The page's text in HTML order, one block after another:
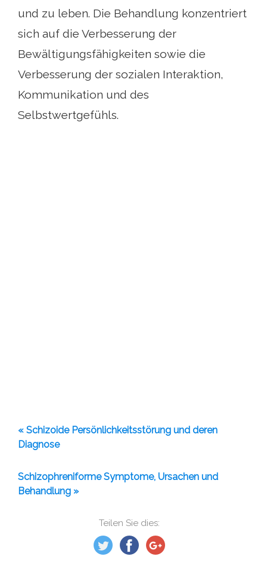
Teilen Sie dies:
und zu leben. Die Behandlung konzentriert
sich auf die Verbesserung der
Bewältigungsfähigkeiten sowie die
Verbesserung der sozialen Interaktion,
Kommunikation und des
Selbstwertgefühls.
« Schizoide Persönlichkeitsstörung und deren
Diagnose
Schizophreniforme Symptome, Ursachen und
Behandlung »